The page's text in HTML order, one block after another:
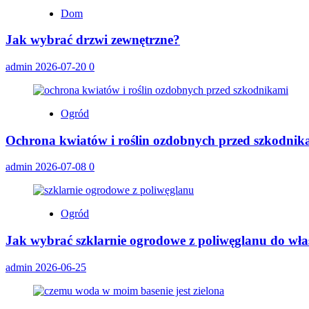
Dom
Jak wybrać drzwi zewnętrzne?
admin 2026-07-20 0
Ogród
Ochrona kwiatów i roślin ozdobnych przed
admin 2026-07-08 0
Ogród
Jak wybrać szklarnie ogrodowe z poliwęglanu do
admin 2026-06-25